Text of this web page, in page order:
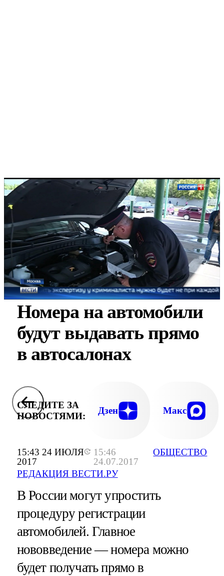
15:43 24 ИЮЛЯ
2017
15:46
24.07.2017
РЕДАКЦИЯ ВЕСТИ.РУ
ОБЩЕСТВО
Номера на автомобили
будут выдавать прямо
в автосалонах
СЛЕДИТЕ ЗА
НОВОСТЯМИ:
Дзен Макс
В России могут упростить
процедуру регистрации
автомобилей. Главное
нововведение — номера можно
будет получать прямо в